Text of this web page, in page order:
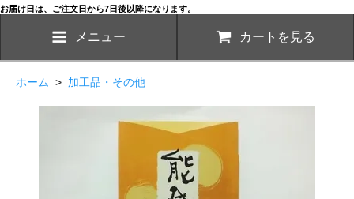
お届け日は、ご注文日から7日後以降になります。
メニュー カートを見る
ホーム > 加工品・その他